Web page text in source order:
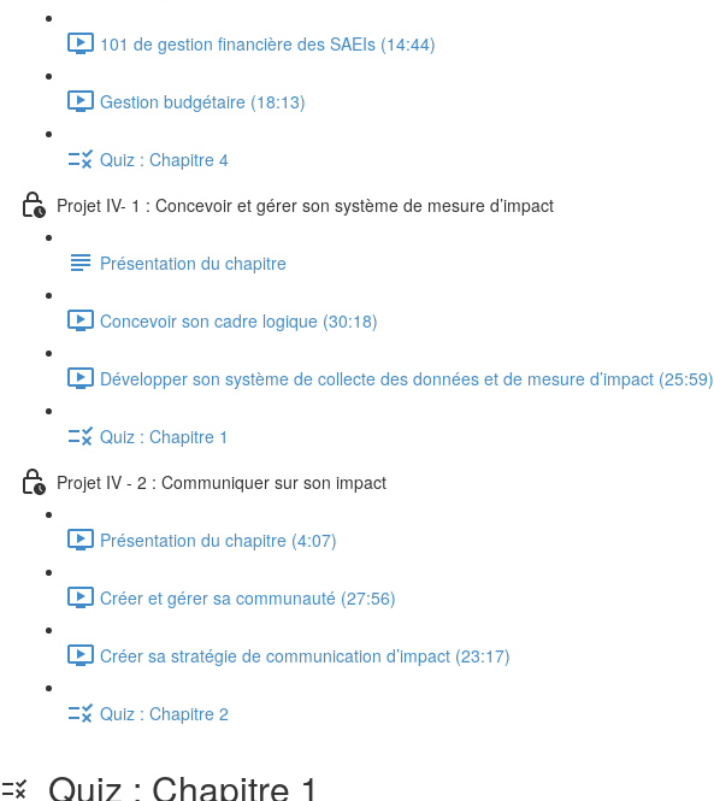
101 de gestion financière des SAEIs (14:44)
Gestion budgétaire (18:13)
Quiz : Chapitre 4
Projet IV- 1 : Concevoir et gérer son système de mesure d’impact
Présentation du chapitre
Concevoir son cadre logique (30:18)
Développer son système de collecte des données et de mesure d’impact (25:59)
Quiz : Chapitre 1
Projet IV - 2 : Communiquer sur son impact
Présentation du chapitre (4:07)
Créer et gérer sa communauté (27:56)
Créer sa stratégie de communication d’impact (23:17)
Quiz : Chapitre 2
Quiz : Chapitre 1